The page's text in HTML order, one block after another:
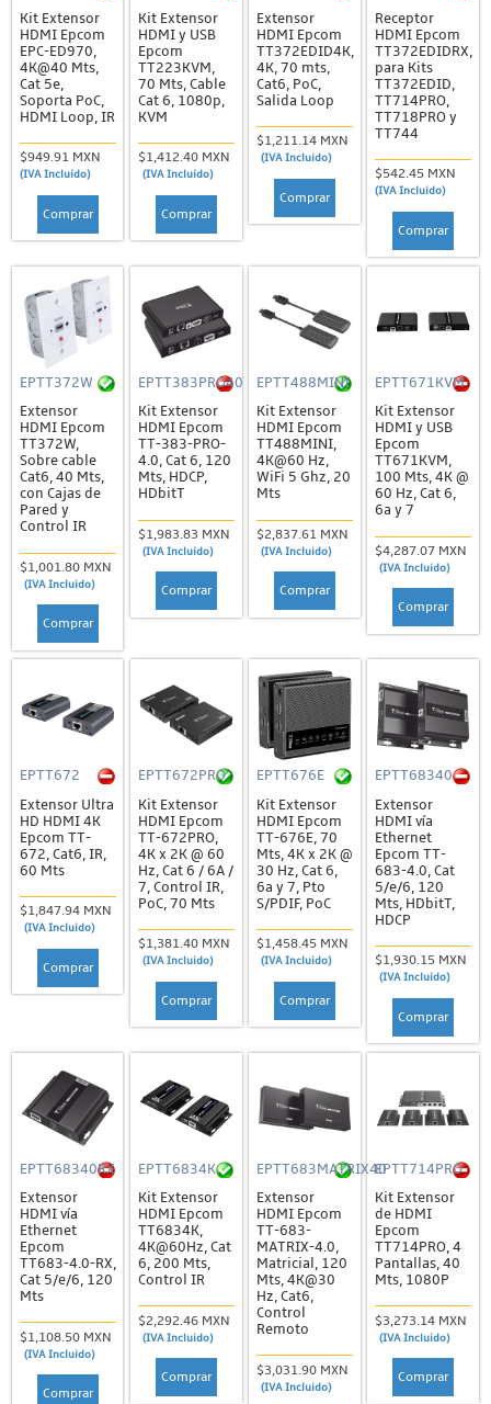
Kit Extensor
HDMI Epcom
EPC-ED970,
4K@40 Mts,
Cat 5e,
Soporta PoC,
HDMI Loop, IR
$949.91 MXN
(IVA Incluido)
Comprar
Kit Extensor
HDMI y USB
Epcom
TT223KVM,
70 Mts, Cable
Cat 6, 1080p,
KVM
$1,412.40 MXN
(IVA Incluido)
Comprar
Extensor
HDMI Epcom
TT372EDID4K,
4K, 70 mts,
Cat6, PoC,
Salida Loop
$1,211.14 MXN
(IVA Incluido)
Comprar
Receptor
HDMI Epcom
TT372EDIDRX,
para Kits
TT372EDID,
TT714PRO,
TT718PRO y
TT744
$542.45 MXN
(IVA Incluido)
Comprar
EPTT372W
Extensor
HDMI Epcom
TT372W,
Sobre cable
Cat6, 40 Mts,
con Cajas de
Pared y
Control IR
$1,001.80 MXN
(IVA Incluido)
Comprar
EPTT383PRO40
Kit Extensor
HDMI Epcom
TT-383-PRO-
4.0, Cat 6, 120
Mts, HDCP,
HDbitT
$1,983.83 MXN
(IVA Incluido)
Comprar
EPTT488MINI
Kit Extensor
HDMI Epcom
TT488MINI,
4K@60 Hz,
WiFi 5 Ghz, 20
Mts
$2,837.61 MXN
(IVA Incluido)
Comprar
EPTT671KVM
Kit Extensor
HDMI y USB
Epcom
TT671KVM,
100 Mts, 4K @
60 Hz, Cat 6,
6a y 7
$4,287.07 MXN
(IVA Incluido)
Comprar
EPTT672
Extensor Ultra
HD HDMI 4K
Epcom TT-
672, Cat6, IR,
60 Mts
$1,847.94 MXN
(IVA Incluido)
Comprar
EPTT672PRO
Kit Extensor
HDMI Epcom
TT-672PRO,
4K x 2K @ 60
Hz, Cat 6 / 6A /
7, Control IR,
PoC, 70 Mts
$1,381.40 MXN
(IVA Incluido)
Comprar
EPTT676E
Kit Extensor
HDMI Epcom
TT-676E, 70
Mts, 4K x 2K @
30 Hz, Cat 6,
6a y 7, Pto
S/PDIF, PoC
$1,458.45 MXN
(IVA Incluido)
Comprar
EPTT68340
Extensor
HDMI vía
Ethernet
Epcom TT-
683-4.0, Cat
5/e/6, 120
Mts, HDbitT,
HDCP
$1,930.15 MXN
(IVA Incluido)
Comprar
EPTT68340RX
Extensor
HDMI vía
Ethernet
Epcom
TT683-4.0-RX,
Cat 5/e/6, 120
Mts
$1,108.50 MXN
(IVA Incluido)
Comprar
EPTT6834K
Kit Extensor
HDMI Epcom
TT6834K,
4K@60Hz, Cat
6, 200 Mts,
Control IR
$2,292.46 MXN
(IVA Incluido)
Comprar
EPTT683MATRIX40
Extensor
HDMI Epcom
TT-683-
MATRIX-4.0,
Matricial, 120
Mts, 4K@30
Hz, Cat6,
Control
Remoto
$3,031.90 MXN
(IVA Incluido)
EPTT714PRO
Kit Extensor
de HDMI
Epcom
TT714PRO, 4
Pantallas, 40
Mts, 1080P
$3,273.14 MXN
(IVA Incluido)
Comprar